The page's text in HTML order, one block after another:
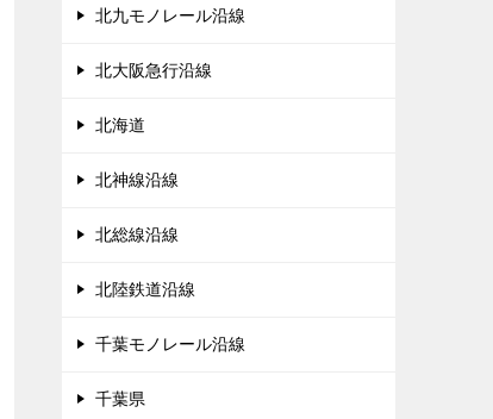
北九モノレール沿線
北大阪急行沿線
北海道
北神線沿線
北総線沿線
北陸鉄道沿線
千葉モノレール沿線
千葉県